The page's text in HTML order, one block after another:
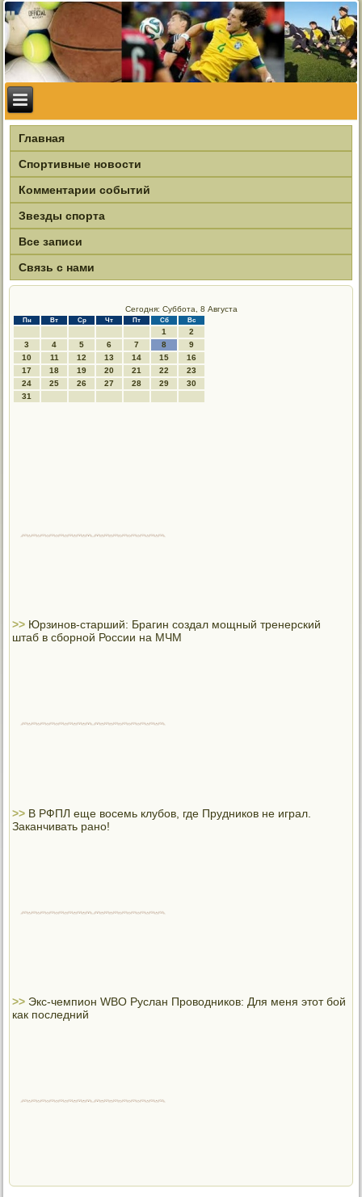
Главная
Спортивные новости
Комментарии событий
Звезды спорта
Все записи
Связь с нами
Сегодня: Суббота, 8 Августа
Пн Вт Ср Чт Пт Сб Вс
1
2
3
4 5 6 7 8
9
10
11 12 13 14 15
16
17
18 19 20 21 22
23
24
25 26 27 28 29
30
31
>> Юрзинов-старший: Брагин создал мощный тренерский
штаб в сборной России на МЧМ
>> В РФПЛ еще восемь клубов, где Прудников не играл.
Заканчивать рано!
>> Экс-чемпион WBO Руслан Проводников: Для меня этот бой
как последний